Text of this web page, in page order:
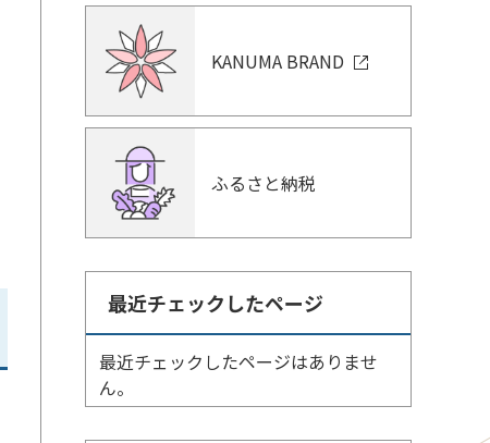
KANUMA BRAND
ふるさと納税
最近チェックしたページ
最近チェックしたページはありませ
ん。